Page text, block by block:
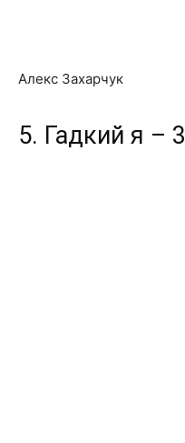
Алекс Захарчук
5. Гадкий я – 3